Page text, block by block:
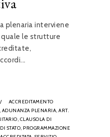
plenaria interviene
quale le strutture
/
ACCREDITAMENTO
ADUNANZA PLENARIA, ART.
CLAUSOLA DI
STATO, PROGRAMMAZIONE